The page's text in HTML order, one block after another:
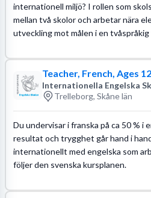
internationell miljö? I rollen som
mellan två skolor och arbetar nära
utveckling mot målen i en tvåspråkig
Teacher, French, Ages
Internationella Engelska
Trelleborg, Skåne län
Du undervisar i franska på ca 50 % i
resultat och trygghet går hand i
internationellt med engelska som
följer den svenska kursplanen.